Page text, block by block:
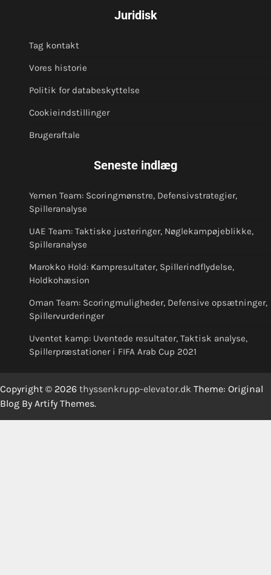
Juridisk
Tag kontakt
Vores historie
Politik for databeskyttelse
Cookieindstillinger
Brugeraftale
Seneste indlæg
Yemen Team: Scoringmønstre, Defensivstrategier,
Spilleranalyse
UAE Team: Taktiske justeringer, Nøglekampøjeblikke,
Spilleranalyse
Marokko Hold: Kampresultater, Spillerindflydelse,
Holdkohæsion
Oman Team: Scoringmuligheder, Defensive opsætninger,
Spillervurderinger
Uventet kamp: Uventede resultater, Taktisk analyse,
Spillerpræstationer i FIFA Arab Cup 2021
Copyright © 2026 thyssenkrupp-elevator.dk Theme: Original
Blog By Artify Themes.